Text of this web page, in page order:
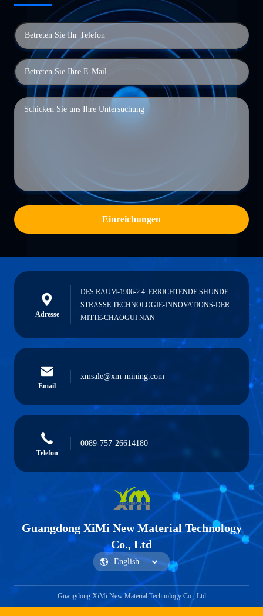
Einreichungen
Adresse
DES RAUM-1906-2 4. ERRICHTENDE SHUNDE
STRASSE TECHNOLOGIE-INNOVATIONS-DER
MITTE-CHAOGUI NAN
Email
xmsale@xm-mining.com
Telefon
0089-757-26614180
Guangdong XiMi New Material Technology
Co., Ltd
Guangdong XiMi New Material Technology Co., Ltd